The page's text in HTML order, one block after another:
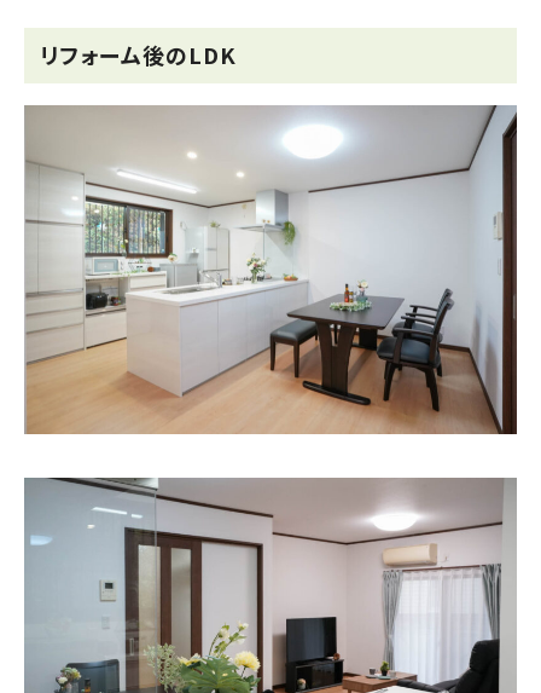
リフォーム後のLDK